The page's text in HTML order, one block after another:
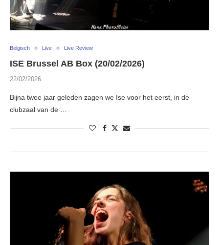
Belgisch Live Live Review
ISE Brussel AB Box (20/02/2026)
22/02/2026
Bijna twee jaar geleden zagen we Ise voor het eerst, in de
clubzaal van de …